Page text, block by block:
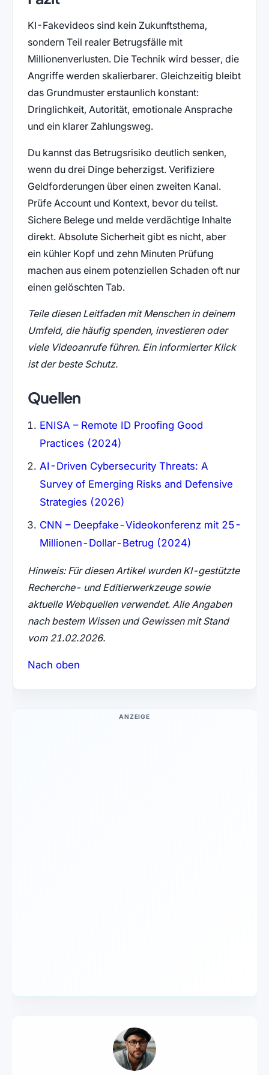
KI-Fakevideos sind kein Zukunftsthema,
sondern Teil realer Betrugsfälle mit
Millionenverlusten. Die Technik wird besser, die
Angriffe werden skalierbarer. Gleichzeitig bleibt
das Grundmuster erstaunlich konstant:
Dringlichkeit, Autorität, emotionale Ansprache
und ein klarer Zahlungsweg.
Du kannst das Betrugsrisiko deutlich senken,
wenn du drei Dinge beherzigst. Verifiziere
Geldforderungen über einen zweiten Kanal.
Prüfe Account und Kontext, bevor du teilst.
Sichere Belege und melde verdächtige Inhalte
direkt. Absolute Sicherheit gibt es nicht, aber
ein kühler Kopf und zehn Minuten Prüfung
machen aus einem potenziellen Schaden oft nur
einen gelöschten Tab.
Teile diesen Leitfaden mit Menschen in deinem
Umfeld, die häufig spenden, investieren oder
viele Videoanrufe führen. Ein informierter Klick
ist der beste Schutz.
Quellen
ENISA – Remote ID Proofing Good
Practices (2024)
AI-Driven Cybersecurity Threats: A
Survey of Emerging Risks and Defensive
Strategies (2026)
CNN – Deepfake-Videokonferenz mit 25-
Millionen-Dollar-Betrug (2024)
Hinweis: Für diesen Artikel wurden KI-gestützte
Recherche- und Editierwerkzeuge sowie
aktuelle Webquellen verwendet. Alle Angaben
nach bestem Wissen und Gewissen mit Stand
vom 21.02.2026.
Nach oben
ANZEIGE